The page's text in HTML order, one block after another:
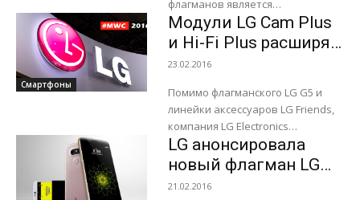
флагманов является
специальный слот под
названием Magic Slot. С его
помощью владельцы
флагманского...
Смартфоны
Модули LG Cam Plus
и Hi-Fi Plus расширят
возможности LG G5
23.02.2016
Помимо флагманского LG G5 и
линейки аксессуаров LG Friends,
компания LG Electronics
представила на открытии
выставки MWC 2016, которая
проходит в Барселоне с 22 по 25...
LG анонсировала
новый флагман LG
G5
21.02.2016